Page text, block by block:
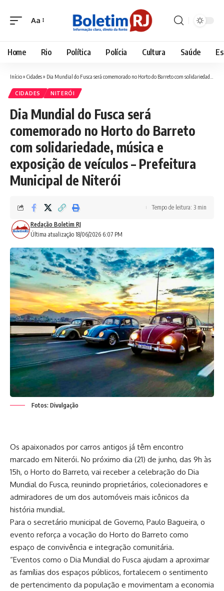
Font
Aa
Home Rio Política Polícia Cultura Saúde
Início» Cidades» Dia Mundial do Fusca será comemorado no Horto do Barreto com solidariedade, música e exposição de veículos – Prefeitura Municipal de Niterói
CIDADES NITERÓI
Dia Mundial do Fusca será
comemorado no Horto do Barreto
com solidariedade, música e
exposição de veículos – Prefeitura
Municipal de Niterói
Última atualização 18/06/2026 6:07 PM
Redação Boletim RJ
Tempo de leitura: 3 min
Fotos: Divulgação
Os apaixonados por carros antigos já têm encontro
marcado em Niterói. No próximo dia (21) de junho, das 9h às
15h, o Horto do Barreto, vai receber a celebração do Dia
Mundial do Fusca, reunindo proprietários, colecionadores e
admiradores de um dos automóveis mais icônicos da
história mundial.
Para o secretário municipal de Governo, Paulo Bagueira, o
evento reforça a vocação do Horto do Barreto como
espaço de convivência e integração comunitária.
“Eventos como o Dia Mundial do Fusca ajudam a aproximar
as famílias dos espaços públicos, fortalecem o sentimento
de pertencimento da população e movimentam a economia